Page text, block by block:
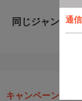
通
同じジャンル
キャンペーン・お